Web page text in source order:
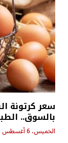
بالسوق..
الخميس، 6 أغسطس 2026 - 8:43 ص